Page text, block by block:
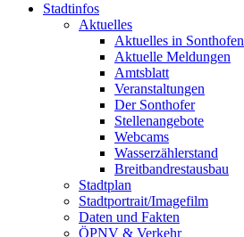
Stadtinfos
Aktuelles
Aktuelles in Sonthofen
Aktuelle Meldungen
Amtsblatt
Veranstaltungen
Der Sonthofer
Stellenangebote
Webcams
Wasserzählerstand
Breitbandrestausbau
Stadtplan
Stadtportrait/Imagefilm
Daten und Fakten
ÖPNV & Verkehr